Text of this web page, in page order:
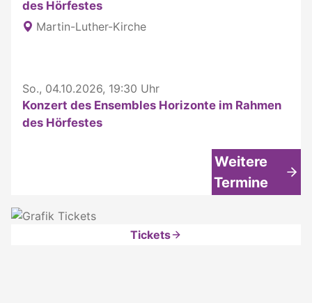
des Hörfestes
Martin-Luther-Kirche
So., 04.10.2026, 19:30 Uhr
Konzert des Ensembles Horizonte im Rahmen
des Hörfestes
Weitere
Termine
Tickets